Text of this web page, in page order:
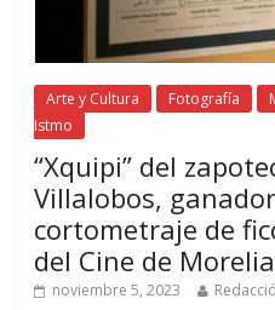
Arte y Cultura Fotografía
Istmo
“Xquipi” del
Villalobos,
cortometraje de
del Cine de Morelia
noviembre 5, 2023